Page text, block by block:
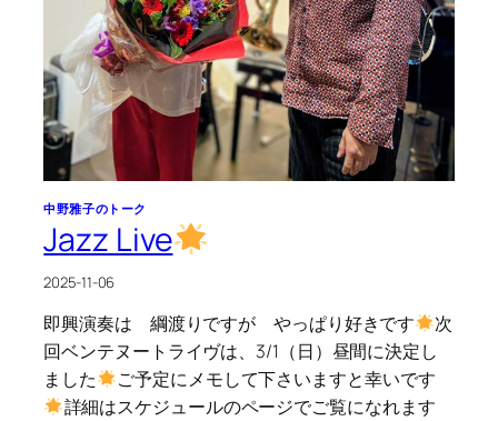
中野雅子のトーク
Jazz Live
2025-11-06
即興演奏は 綱渡りですが やっぱり好きです
次
回ベンテヌートライヴは、3/1（日）昼間に決定し
ました
ご予定にメモして下さいますと幸いです
詳細はスケジュールのページでご覧になれます